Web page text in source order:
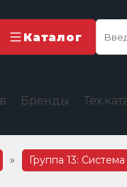
Каталог
Бренды
» Группа 13: